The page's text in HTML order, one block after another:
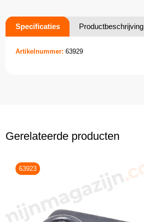
Specificaties Productbeschrijving
Artikelnummer: 63929
Gerelateerde producten
63923